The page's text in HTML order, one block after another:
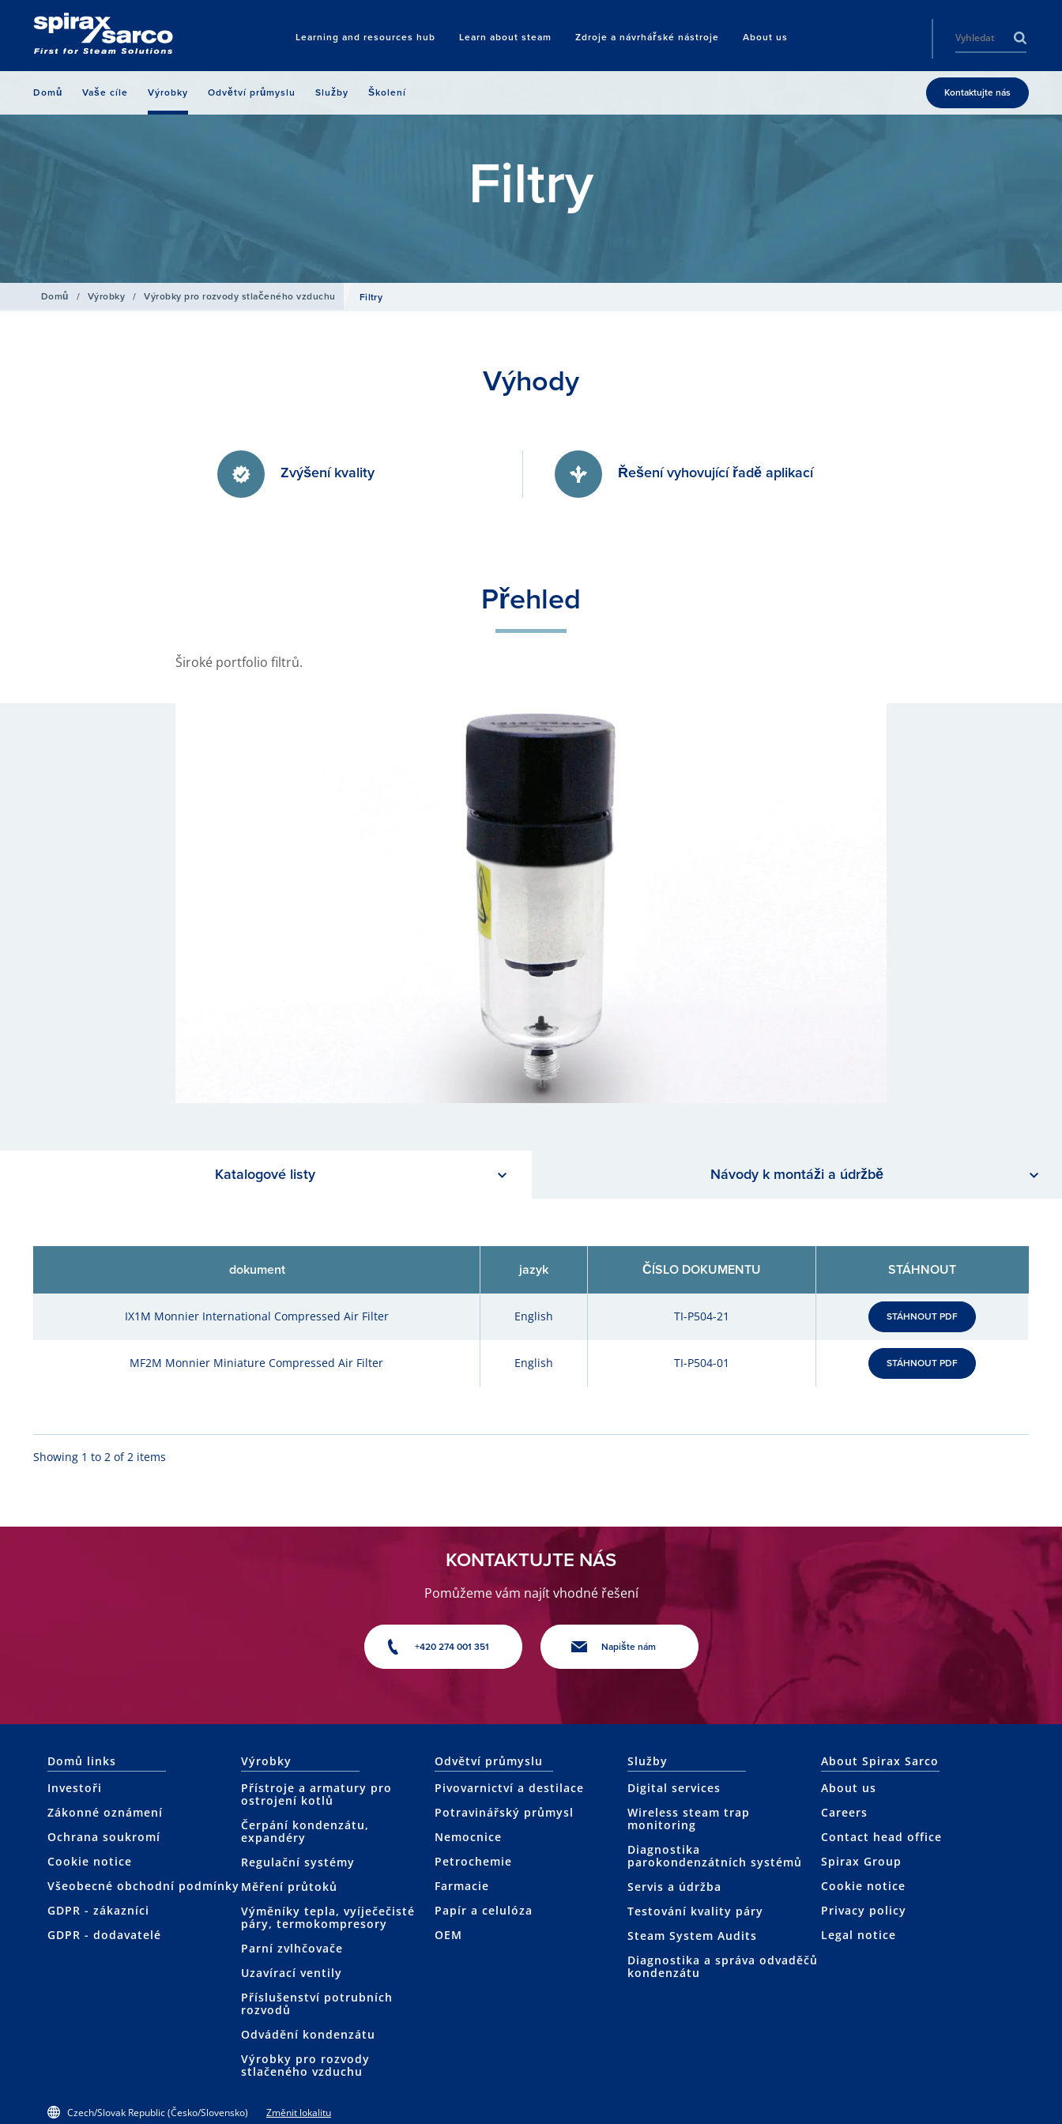
Learning and resources hub Learn about steam Zdroje a návrhářské nástroje About us
Search
Domů Vaše cíle Výrobky Odvětví průmyslu Služby Školení Kontaktujte nás
Filtry
Domů / Výrobky / Výrobky pro rozvody stlačeného vzduchu Filtry
Výhody
Zvýšení kvality Řešení vyhovující řadě aplikací
Přehled
Široké portfolio filtrů.
Katalogové listy Návody k montáži a údržbě
dokument jazyk ČÍSLO DOKUMENTU STÁHNOUT
IX1M Monnier International Compressed Air Filter English TI-P504-21 STÁHNOUT PDF
MF2M Monnier Miniature Compressed Air Filter English TI-P504-01 STÁHNOUT PDF
Showing 1 to 2 of 2 items
KONTAKTUJTE NÁS
Pomůžeme vám najít vhodné řešení
+420 274 001 351 Napište nám
Domů links
Investoři
Zákonné oznámení
Ochrana soukromí
Cookie notice
Všeobecné obchodní podmínky
GDPR - zákazníci
GDPR - dodavatelé
Výrobky
Přístroje a armatury pro
ostrojení kotlů
Čerpání kondenzátu,
expandéry
Regulační systémy
Měření průtoků
Výměníky tepla, vyíječečisté
páry, termokompresory
Parní zvlhčovače
Uzavírací ventily
Příslušenství potrubních
rozvodů
Odvádění kondenzátu
Výrobky pro rozvody
stlačeného vzduchu
Odvětví průmyslu
Pivovarnictví a destilace
Potravinářský průmysl
Nemocnice
Petrochemie
Farmacie
Papír a celulóza
OEM
Služby
Digital services
Wireless steam trap
monitoring
Diagnostika
parokondenzátních systémů
Servis a údržba
Testování kvality páry
Steam System Audits
Diagnostika a správa odvaděčů
kondenzátu
About Spirax Sarco
About us
Careers
Contact head office
Spirax Group
Cookie notice
Privacy policy
Legal notice
Czech/Slovak Republic (Česko/Slovensko) Změnit lokalitu